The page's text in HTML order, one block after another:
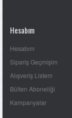
Hesabım
Hesabım
Sipariş Geçmişim
Alışveriş Listem
Bülten Aboneliği
Kampanyalar